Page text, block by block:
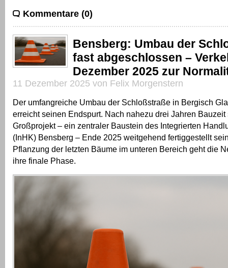
Kommentare (0)
Bensberg: Umbau der
fast abgeschlossen –
Dezember 2025 zur
11 Dezember 2025 von Felix Morgenstern
Der umfangreiche Umbau der Schloßstraße in Bergisch
erreicht seinen Endspurt. Nach nahezu drei Jahren Bauzeit
Großprojekt – ein zentraler Baustein des Integrierten
(InHK) Bensberg – Ende 2025 weitgehend fertiggestellt
Pflanzung der letzten Bäume im unteren Bereich geht die
ihre finale Phase.